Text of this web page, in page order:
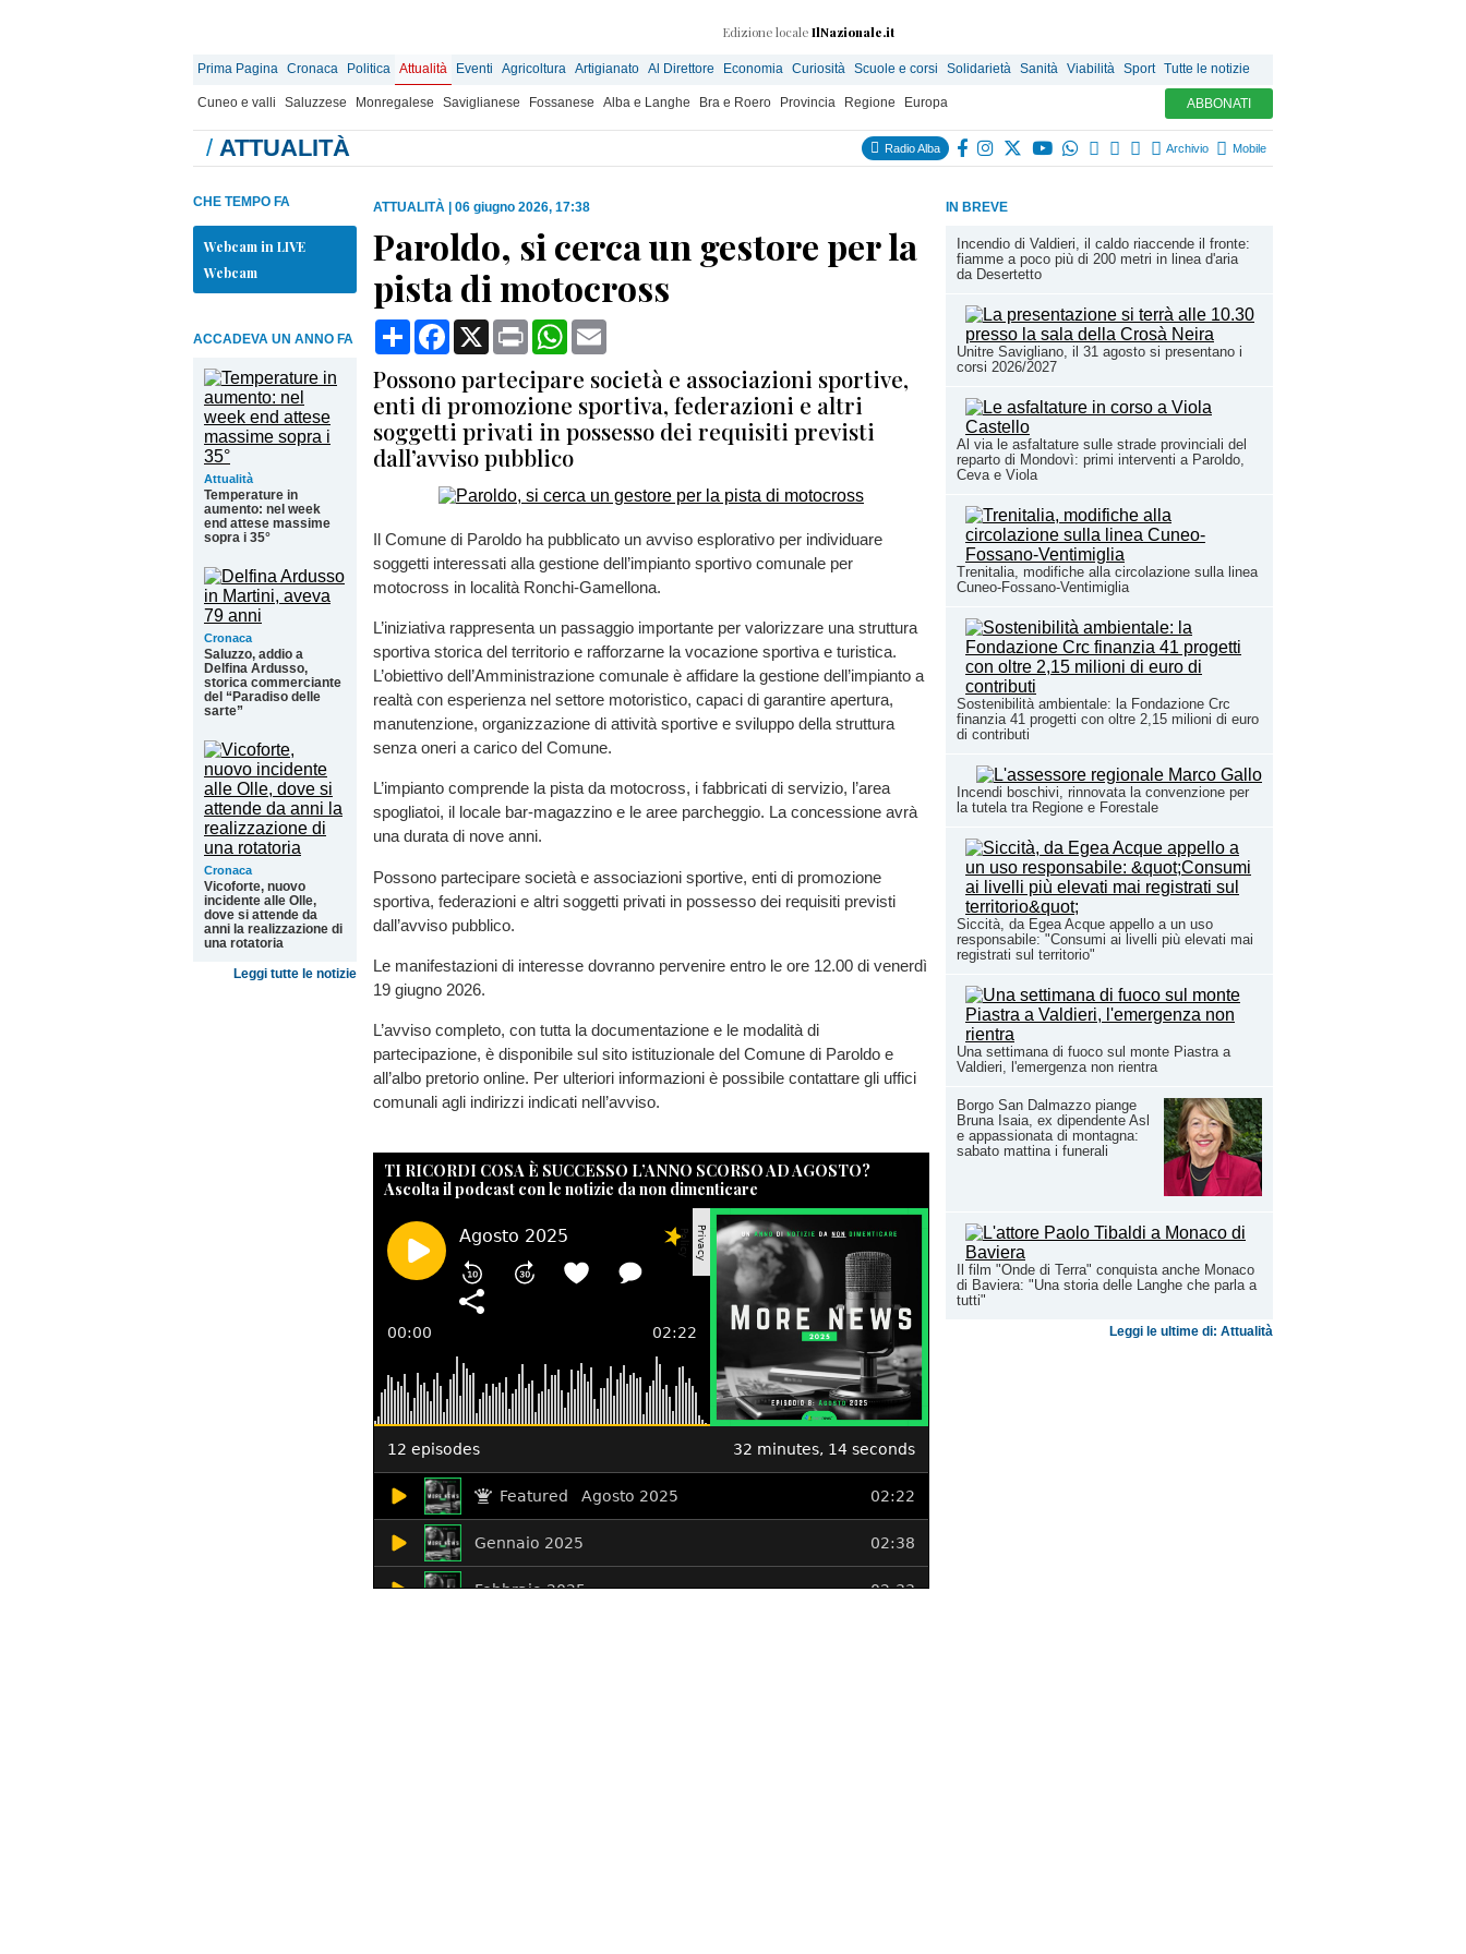
Edizione locale IlNazionale.it
Prima Pagina Cronaca Politica Attualità Eventi Agricoltura Artigianato Al Direttore Economia Curiosità Scuole e corsi Solidarietà Sanità Viabilità Sport Tutte le notizie
Cuneo e valli Saluzzese Monregalese Saviglianese Fossanese Alba e Langhe Bra e Roero Provincia Regione Europa ABBONATI
/ ATTUALITÀ Radio Alba Archivio Mobile
IN BREVE
Incendio di Valdieri, il caldo riaccende il fronte:
fiamme a poco più di 200 metri in linea d'aria
da Desertetto
Unitre Savigliano, il 31 agosto si presentano i
corsi 2026/2027
Al via le asfaltature sulle strade provinciali del
reparto di Mondovì: primi interventi a Paroldo,
Ceva e Viola
Trenitalia, modifiche alla circolazione sulla linea
Cuneo-Fossano-Ventimiglia
Sostenibilità ambientale: la Fondazione Crc
finanzia 41 progetti con oltre 2,15 milioni di euro
di contributi
Incendi boschivi, rinnovata la convenzione per
la tutela tra Regione e Forestale
Siccità, da Egea Acque appello a un uso
responsabile: "Consumi ai livelli più elevati mai
registrati sul territorio"
Una settimana di fuoco sul monte Piastra a
Valdieri, l'emergenza non rientra
Borgo San Dalmazzo piange
Bruna Isaia, ex dipendente Asl
e appassionata di montagna:
sabato mattina i funerali
Il film "Onde di Terra" conquista anche Monaco
di Baviera: "Una storia delle Langhe che parla a
tutti"
Leggi le ultime di: Attualità
CHE TEMPO FA
Webcam in LIVE
Webcam
ACCADEVA UN ANNO FA
Attualità
Temperature in
aumento: nel week
end attese massime
sopra i 35°
Cronaca
Saluzzo, addio a
Delfina Ardusso,
storica commerciante
del “Paradiso delle
sarte”
Cronaca
Vicoforte, nuovo
incidente alle Olle,
dove si attende da
anni la realizzazione di
una rotatoria
Leggi tutte le notizie
ATTUALITÀ 06 giugno 2026, 17:38
Paroldo, si cerca un gestore per la
pista di motocross
CondividiFacebook
X Print WhatsApp
Possono partecipare società e associazioni sportive,
enti di promozione sportiva, federazioni e altri
soggetti privati in possesso dei requisiti previsti
dall’avviso pubblico
Il Comune di Paroldo ha pubblicato un avviso esplorativo per individuare
soggetti interessati alla gestione dell’impianto sportivo comunale per
motocross in località Ronchi-Gamellona.
L’iniziativa rappresenta un passaggio importante per valorizzare una struttura
sportiva storica del territorio e rafforzarne la vocazione sportiva e turistica.
L’obiettivo dell’Amministrazione comunale è affidare la gestione dell’impianto a
realtà con esperienza nel settore motoristico, capaci di garantire apertura,
manutenzione, organizzazione di attività sportive e sviluppo della struttura
senza oneri a carico del Comune.
L’impianto comprende la pista da motocross, i fabbricati di servizio, l’area
spogliatoi, il locale bar-magazzino e le aree parcheggio. La concessione avrà
una durata di nove anni.
Possono partecipare società e associazioni sportive, enti di promozione
sportiva, federazioni e altri soggetti privati in possesso dei requisiti previsti
dall’avviso pubblico.
Le manifestazioni di interesse dovranno pervenire entro le ore 12.00 di venerdì
19 giugno 2026.
L’avviso completo, con tutta la documentazione e le modalità di
partecipazione, è disponibile sul sito istituzionale del Comune di Paroldo e
all’albo pretorio online. Per ulteriori informazioni è possibile contattare gli uffici
comunali agli indirizzi indicati nell’avviso.
TI RICORDI COSA È SUCCESSO L’ANNO SCORSO AD AGOSTO?
Ascolta il podcast con le notizie da non dimenticare